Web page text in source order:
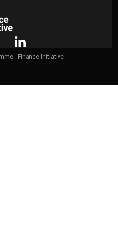
- Finance Initiative